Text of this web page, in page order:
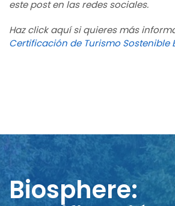
este post en las redes sociales.
Haz click aquí si quieres más
Certificación de Turismo Sostenible
Biosphere: